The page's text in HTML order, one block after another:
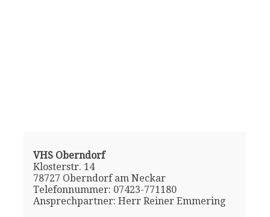
VHS Oberndorf
Klosterstr. 14
78727 Oberndorf am Neckar
Telefonnummer: 07423-771180
Ansprechpartner: Herr Reiner Emmering